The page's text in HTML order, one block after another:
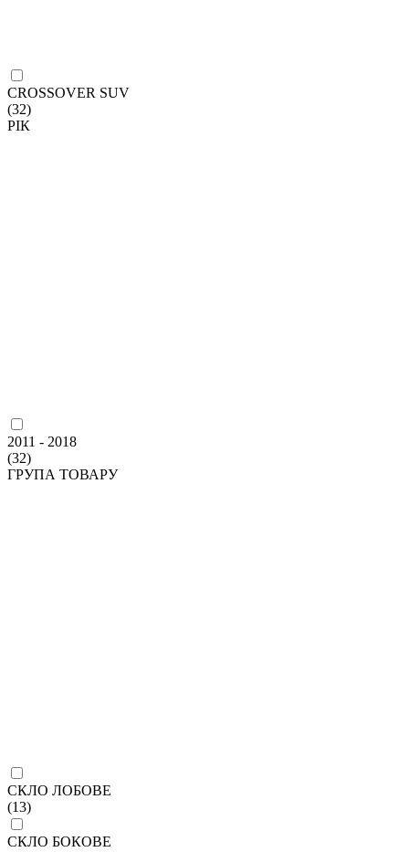
CROSSOVER SUV
(32)
РІК
2011 - 2018
(32)
ГРУПА ТОВАРУ
СКЛО ЛОБОВЕ
(13)
СКЛО БОКОВЕ